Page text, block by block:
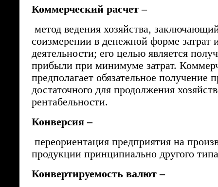
Коммерческий расчет –
метод ведения хозяйства,
соизмерении в денежной форме затрат
деятельности; его целью является
прибыли при минимуме затрат.
предполагает обязательное получение
достаточного для продолжения
рентабельности.
Конверсия –
переориентация предприятия на
продукции принципиально другого
Конвертируемость валют –